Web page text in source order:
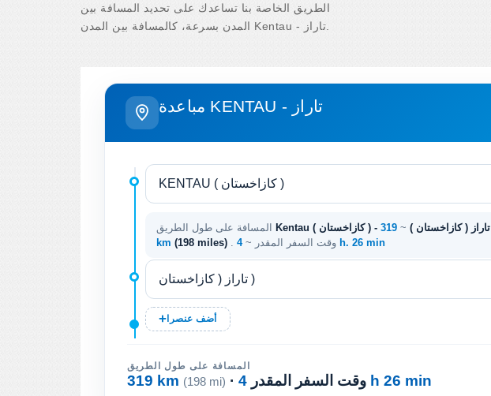
الطريق الخاصة بنا تساعدك على تحديد المسافة بين
مباعدة KENTAU - تاراز
Kentau ( كازاخستان ) - تاراز ( كازاخستان ) ~
319
km (198 miles) . وقت السفر المقدر ~ 4 h. 26 min
أضف عنصرا
المسافة على طول الطريق
319 km (198 mi) · وقت السفر المقدر 4 h 26 min